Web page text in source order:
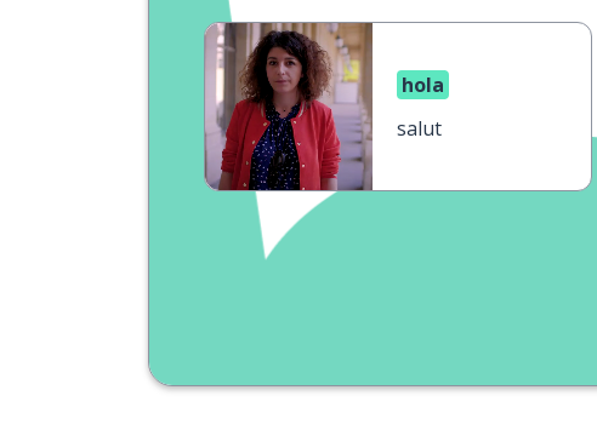
hola
salut